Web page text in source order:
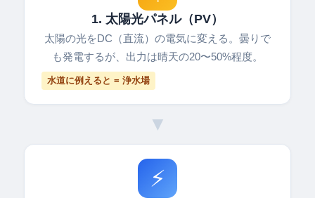
1. 太陽光パネル（PV）
太陽の光をDC（直流）の電気に変える。曇りで
も発電するが、出力は晴天の20〜50%程度。
水道に例えると = 浄水場
▼
⚡